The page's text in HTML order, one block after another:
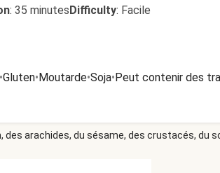
: 35 minutesDifficulty: Facile
•Gluten•Moutarde•Soja•Peut contenir des
arachides, du sésame, des crustacés, du